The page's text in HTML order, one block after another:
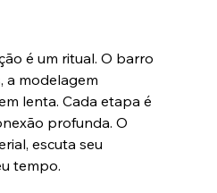
é um ritual. O barro
a modelagem
lenta. Cada etapa é
profunda. O
escuta seu
tempo.